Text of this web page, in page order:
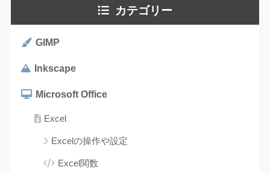
カテゴリー
GIMP
Inkscape
Microsoft Office
Excel
Excelの操作や設定
Excel関数